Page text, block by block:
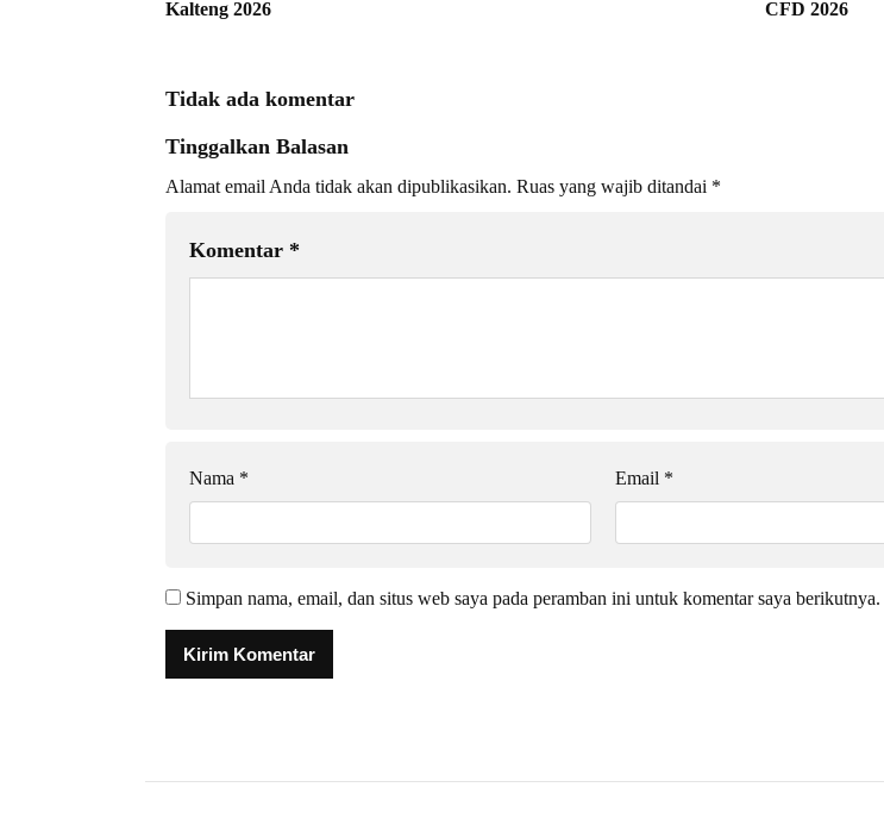
Kalteng 2026
CFD 2026
Tidak ada komentar
Tinggalkan Balasan
Alamat email Anda tidak akan dipublikasikan. Ruas yang wajib ditandai *
Komentar *
Nama * Email *
Simpan nama, email, dan situs web saya pada peramban ini untuk komentar saya berikutnya.